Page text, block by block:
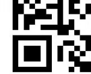
jpg, jpeg, gif, png